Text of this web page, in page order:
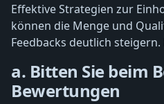
Effektive Strategien zur
können die Menge und
Feedbacks deutlich
a. Bitten Sie beim
Bewertungen